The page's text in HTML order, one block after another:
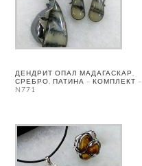
ДЕНДРИТ ОПАЛ МАДАГАСКАР,
СРЕБРО, ПАТИНА – КОМПЛЕКТ –
N771